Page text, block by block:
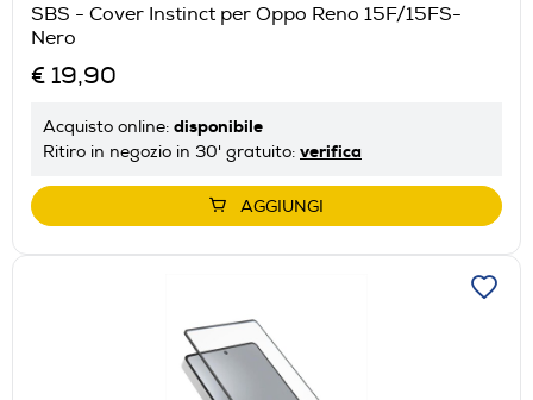
SBS - Cover Instinct per Oppo Reno 15F/15FS-
Nero
€ 19,90
Acquisto online: disponibile
Ritiro in negozio in 30' gratuito: verifica
AGGIUNGI